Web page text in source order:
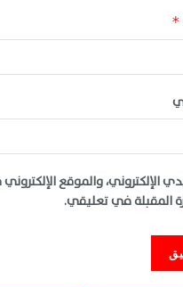
*
الإلكتروني، والموقع
المقبلة في تعليقي.